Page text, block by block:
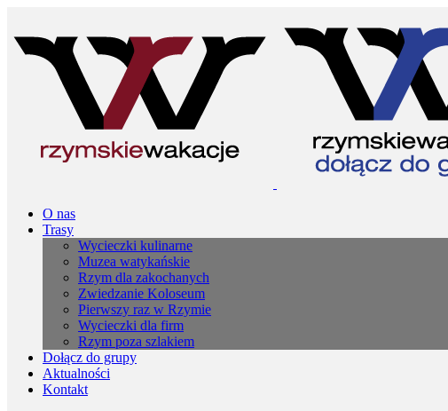
O nas
Trasy
Wycieczki kulinarne
Muzea watykańskie
Rzym dla zakochanych
Zwiedzanie Koloseum
Pierwszy raz w Rzymie
Wycieczki dla firm
Rzym poza szlakiem
Dołącz do grupy
Aktualności
Kontakt